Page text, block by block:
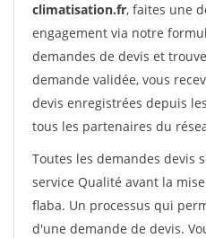
climatisation.fr, faites une
engagement via notre
demandes de devis et
demande validée, vous
devis enregistrées depuis
tous les partenaires du
Toutes les demandes devis
service Qualité avant la
flaba. Un processus qui
d'une demande de devis.